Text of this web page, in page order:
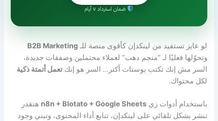
ضمان استرداد ٧ أيام
لو عايز تستفيد من لينكدإن كأقوى منصة للـB2B Marketing
وتحوّلها فعليًا لـ “منجم دهب” لعملاء محتملين وصفقات جديدة،
السر مش إنك تكتب بوستات أكتر… السر هو إنكتعمل أتمتة ذكية
لكل محتواك.
باستخدام أدوات زيn8n + Blotato + Google Sheets هتقدر
تنشر بشكل تلقائي على لينكدإن، تتابع أداء المحتوى، وتبني وجود